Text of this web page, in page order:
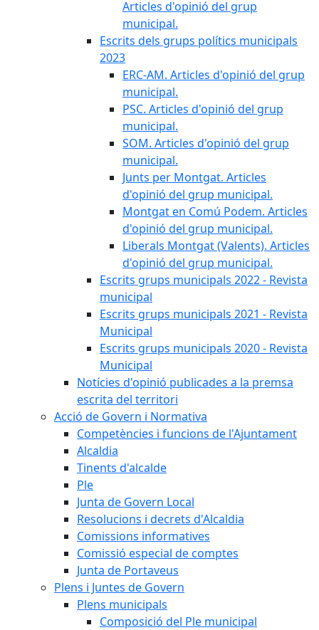
Articles d'opinió del grup
municipal.
Escrits dels grups polítics municipals
2023
ERC-AM. Articles d'opinió del grup
municipal.
PSC. Articles d'opinió del grup
municipal.
SOM. Articles d'opinió del grup
municipal.
Junts per Montgat. Articles
d'opinió del grup municipal.
Montgat en Comú Podem. Articles
d'opinió del grup municipal.
Liberals Montgat (Valents). Articles
d'opinió del grup municipal.
Escrits grups municipals 2022 - Revista
municipal
Escrits grups municipals 2021 - Revista
Municipal
Escrits grups municipals 2020 - Revista
Municipal
Notícies d'opinió publicades a la premsa
escrita del territori
Acció de Govern i Normativa
Competències i funcions de l'Ajuntament
Alcaldia
Tinents d'alcalde
Ple
Junta de Govern Local
Resolucions i decrets d'Alcaldia
Comissions informatives
Comissió especial de comptes
Junta de Portaveus
Plens i Juntes de Govern
Plens municipals
Composició del Ple municipal